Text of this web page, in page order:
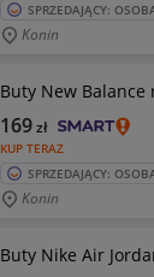
SPRZEDAJĄCY:
Konin
Buty New Balance
KUP TERAZ
169zł
SPRZEDAJĄCY:
Konin
Buty Nike Air